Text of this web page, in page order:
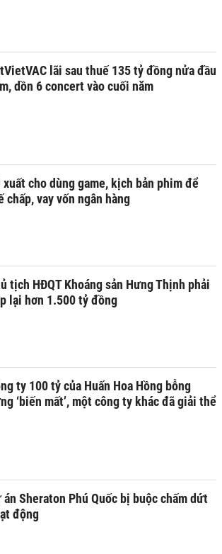
lãi sau thuế 135 tỷ đồng nửa đầu
dồn 6 concert vào cuối năm
xuất cho dùng game, kịch bản phim để
chấp, vay vốn ngân hàng
tịch HĐQT Khoáng sản Hưng Thịnh phải
lại hơn 1.500 tỷ đồng
ty 100 tỷ của Huấn Hoa Hồng bỗng
‘biến mất’, một công ty khác đã giải thể
án Sheraton Phú Quốc bị buộc chấm dứt
động